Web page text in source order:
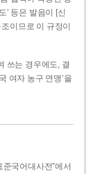
’ 등은 발음이 [신
이므로 이 규정이
쓰는 경우에도, 결
여자 농구 연맹’을
준국어대사전”에서